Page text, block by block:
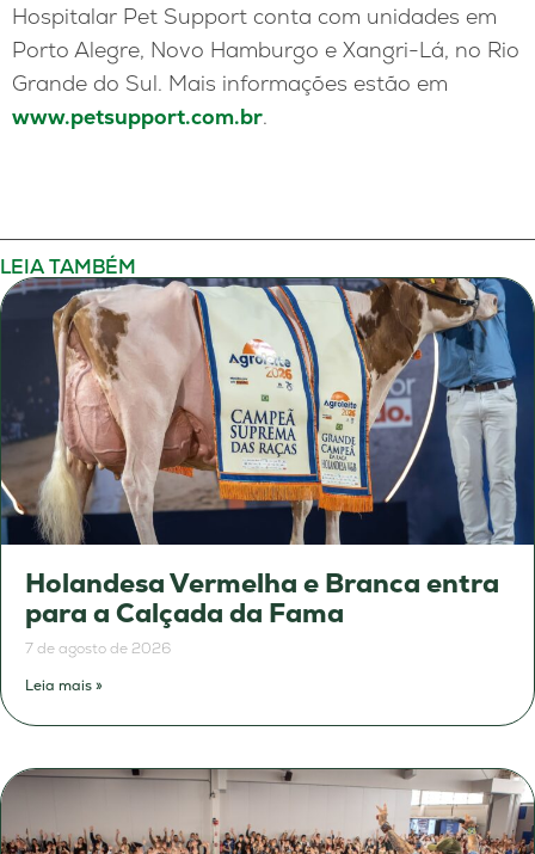
Hospitalar Pet Support conta com unidades em
Porto Alegre, Novo Hamburgo e Xangri-Lá, no Rio
Grande do Sul. Mais informações estão em
www.petsupport.com.br.
LEIA TAMBÉM
Holandesa Vermelha e Branca entra
para a Calçada da Fama
7 de agosto de 2026
Leia mais »